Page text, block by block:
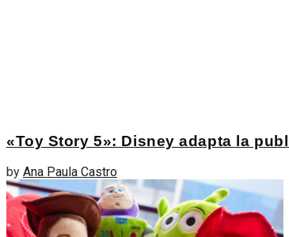
«Toy Story 5»: Disney adapta la
by Ana Paula Castro